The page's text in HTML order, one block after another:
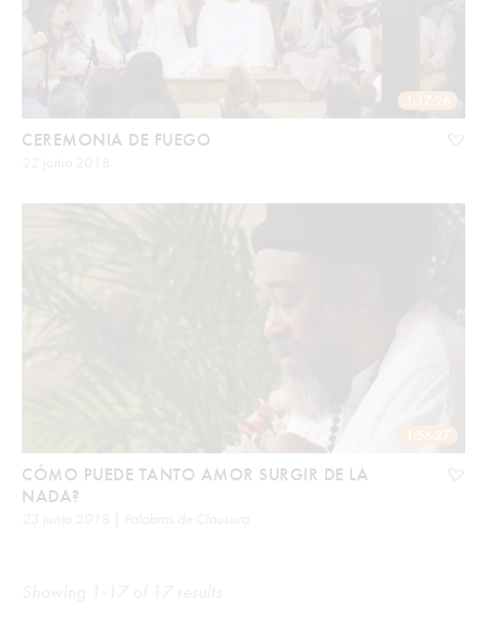
1:17:26
CEREMONIA DE FUEGO
1:56:27
CÓMO PUEDE TANTO AMOR SURGIR DE LA
NADA?